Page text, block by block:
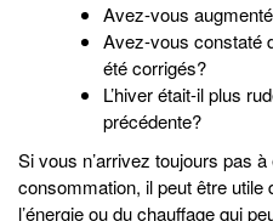
Avez-vous
Avez-vous constaté
été corrigés?
L’hiver était-il plus
précédente?
Si vous n’arrivez toujours pas
consommation, il peut être
l’énergie ou du chauffage qui